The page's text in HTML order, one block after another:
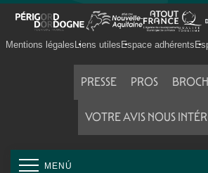
MENÚ
Mentions légales Liens utiles Espace adhérents
PRESSE PROS
VOTRE AVIS NOUS